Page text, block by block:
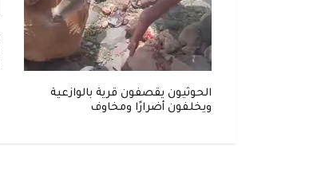
الحوثيون يقصفون قرية بالوازعية
ويخلفون أضرارًا ومخاوف